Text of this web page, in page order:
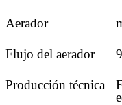
Aerador
Flujo del aerador
Producción técnica